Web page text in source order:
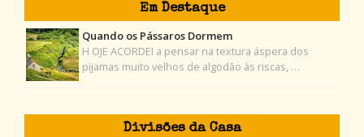
Em Destaque
Quando os Pássaros Dormem
H OJE ACORDEI a pensar na textura áspera dos
pijamas muito velhos de algodão às riscas, …
Divisões da Casa